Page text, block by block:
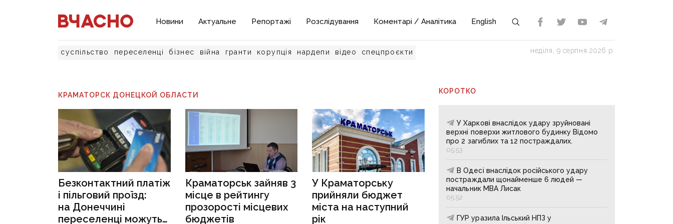
Новини Актуальне Репортажі Розслідування Коментарі / Аналітика English
суспільство переселенці бізнес війна гранти корупція нардепи відео спецпроєкти неділя, 9 серпня 2026 р.
КРАМАТОРСК ДОНЕЦКОЙ ОБЛАСТИ
Безконтактний платіж
і пільговий проїзд:
на Донеччині
переселенці можуть
Краматорськ зайняв 3
місце в рейтингу
прозорості місцевих
бюджетів
У Краматорську
прийняли бюджет
міста на наступний
рік
КОРОТКО
У Харкові внаслідок удару зруйновані
верхні поверхи житлового будинку Відомо
про 2 загиблих та 12 постраждалих.
05:53
В Одесі внаслідок російського удару
постраждали щонайменше 6 людей —
начальник МВА Лисак
05:52
ГУР уразила Ільський НПЗ у